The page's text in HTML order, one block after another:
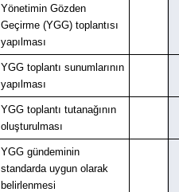
Yönetimin Gözden
Geçirme (YGG) toplantısı
yapılması
YGG toplantı sunumlarının
yapılması
YGG toplantı tutanağının
oluşturulması
YGG gündeminin
standarda uygun olarak
belirlenmesi